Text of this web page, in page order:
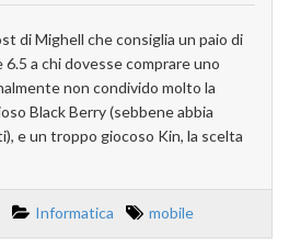
di Mighell che consiglia un paio di
a chi dovesse comprare uno
non condivido molto la
Black Berry (sebbene abbia
e un troppo giocoso Kin, la scelta
Informatica mobile